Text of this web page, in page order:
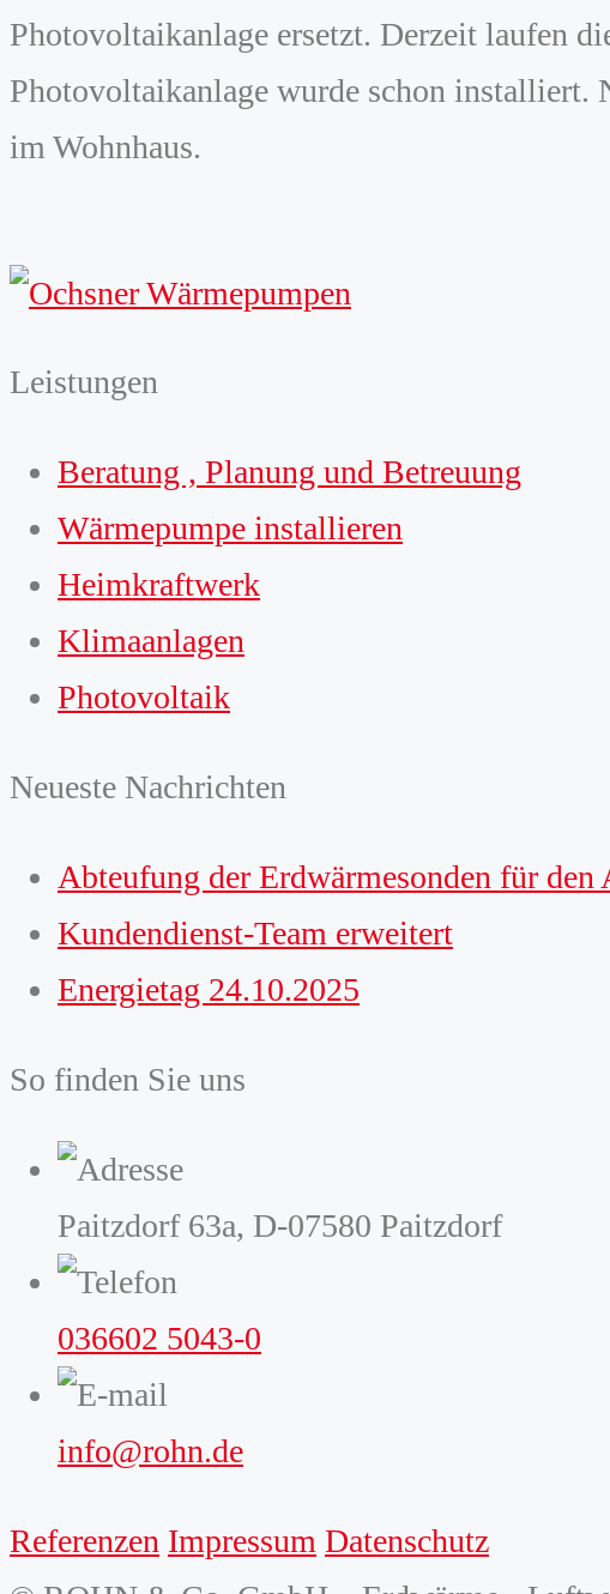
Photovoltaikanlage ersetzt. Derzeit laufen
Photovoltaikanlage wurde schon installiert.
im Wohnhaus.
Leistungen
Beratung , Planung und Betreuung
Wärmepumpe installieren
Heimkraftwerk
Klimaanlagen
Photovoltaik
Neueste Nachrichten
Abteufung der Erdwärmesonden für
Kundendienst-Team erweitert
Energietag 24.10.2025
So finden Sie uns
Paitzdorf 63a, D-07580 Paitzdorf
036602 5043-0
info@rohn.de
Referenzen Impressum Datenschutz